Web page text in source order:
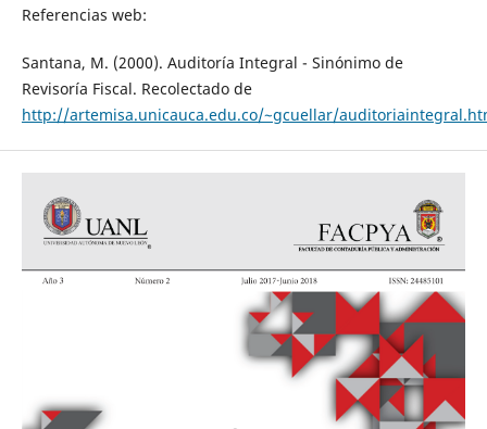
Referencias web:
Santana, M. (2000). Auditoría Integral - Sinónimo de
Revisoría Fiscal. Recolectado de
http://artemisa.unicauca.edu.co/~gcuellar/